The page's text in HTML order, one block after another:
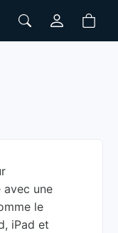
une
le
iPad et